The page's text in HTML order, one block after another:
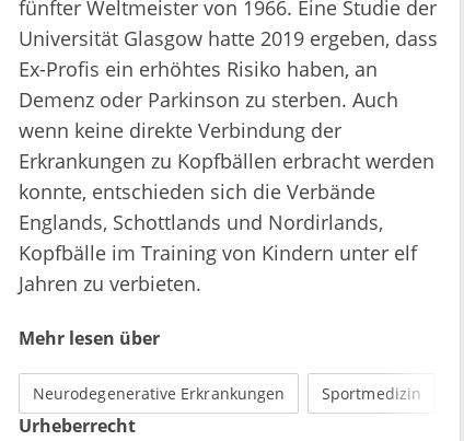
fünfter Weltmeister von 1966. Eine Studie der
Universität Glasgow hatte 2019 ergeben, dass
Ex-Profis ein erhöhtes Risiko haben, an
Demenz oder Parkinson zu sterben. Auch
wenn keine direkte Verbindung der
Erkrankungen zu Kopfbällen erbracht werden
konnte, entschieden sich die Verbände
Englands, Schottlands und Nordirlands,
Kopfbälle im Training von Kindern unter elf
Jahren zu verbieten.
Mehr lesen über
Neurodegenerative Erkrankungen Sportmedizin
Urheberrecht